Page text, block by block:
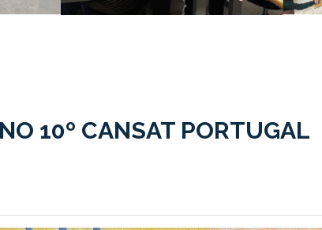
10º CANSAT PORTUGAL